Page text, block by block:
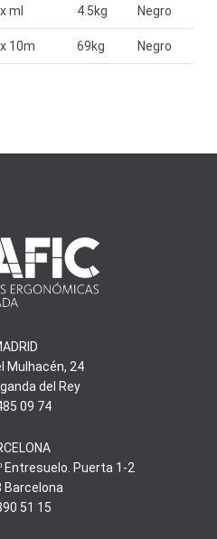
ml 4.5kg Negro
10m 69kg Negro
Mulhacén, 24
del Rey
09 74
Entresuelo. Puerta 1-2
Barcelona
51 15